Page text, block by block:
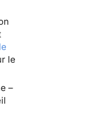
le
–